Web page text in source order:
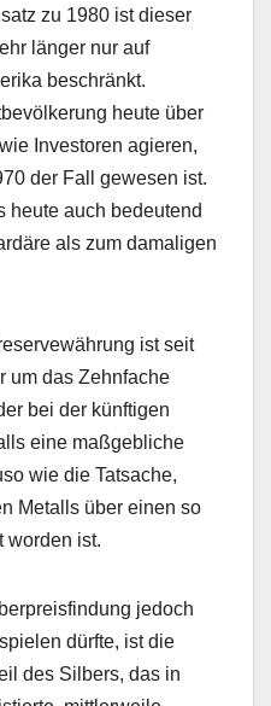
zu 1980 ist dieser
länger nur auf
beschränkt.
heute über
Investoren agieren,
der Fall gewesen ist.
heute auch bedeutend
als zum damaligen
ist seit
um das Zehnfache
bei der künftigen
eine maßgebliche
wie die Tatsache,
Metalls über einen so
worden ist.
jedoch
dürfte, ist die
des Silbers, das in